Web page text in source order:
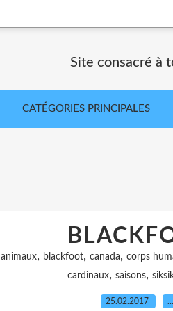
Site consacré à
CATÉGORIES PRINCIPALES
animaux, blackfoot, canada, corps
cardinaux, saisons,
25.02.2017 …